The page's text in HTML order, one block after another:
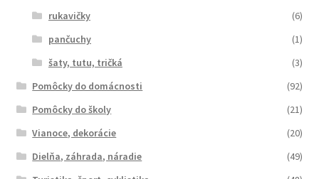
rukavičky
(6)
pančuchy
(1)
šaty, tutu, tričká
(3)
Pomôcky do domácnosti
(92)
Pomôcky do školy
(21)
Vianoce, dekorácie
(20)
Dielňa, záhrada, náradie
(49)